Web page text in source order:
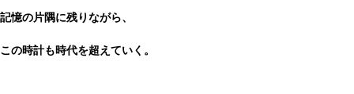
記憶の片隅に残りながら、
この時計も時代を超えていく。